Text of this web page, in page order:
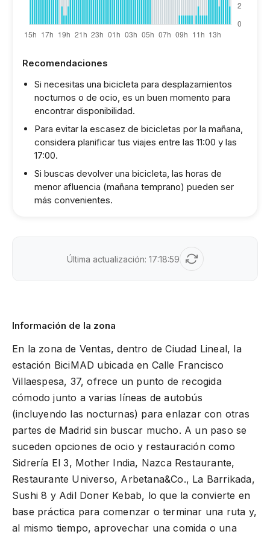
Recomendaciones
Si necesitas una bicicleta para desplazamientos
nocturnos o de ocio, es un buen momento para
encontrar disponibilidad.
Para evitar la escasez de bicicletas por la mañana,
considera planificar tus viajes entre las 11:00 y las
17:00.
Si buscas devolver una bicicleta, las horas de
menor afluencia (mañana temprano) pueden ser
más convenientes.
Última actualización: 17:18:59
Información de la zona
En la zona de Ventas, dentro de Ciudad Lineal, la
estación BiciMAD ubicada en Calle Francisco
Villaespesa, 37, ofrece un punto de recogida
cómodo junto a varias líneas de autobús
(incluyendo las nocturnas) para enlazar con otras
partes de Madrid sin buscar mucho. A un paso se
suceden opciones de ocio y restauración como
Sidrería El 3, Mother India, Nazca Restaurante,
Restaurante Universo, Arbetana&Co., La Barrikada,
Sushi 8 y Adil Doner Kebab, lo que la convierte en
base práctica para comenzar o terminar una ruta y,
al mismo tiempo, aprovechar una comida o una